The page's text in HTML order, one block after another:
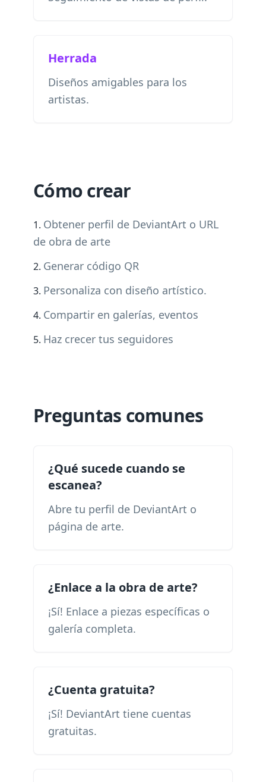
Herrada
Diseños amigables para los
artistas.
Cómo crear
Obtener perfil de DeviantArt o URL
de obra de arte
Generar código QR
Personaliza con diseño artístico.
Compartir en galerías, eventos
Haz crecer tus seguidores
Preguntas comunes
¿Qué sucede cuando se
escanea?
Abre tu perfil de DeviantArt o
página de arte.
¿Enlace a la obra de arte?
¡Sí! Enlace a piezas específicas o
galería completa.
¿Cuenta gratuita?
¡Sí! DeviantArt tiene cuentas
gratuitas.